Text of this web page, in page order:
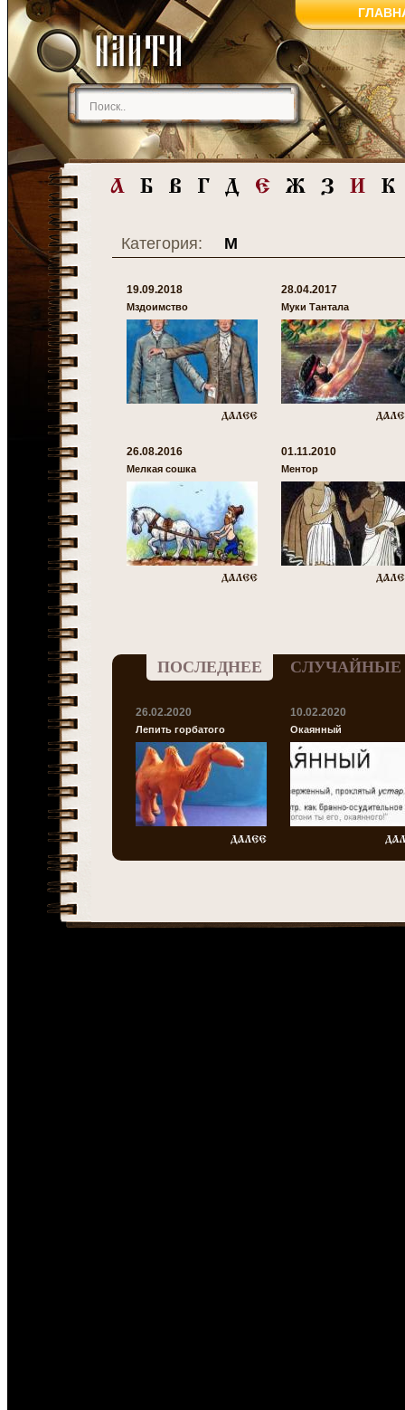
Категория: М
19.09.2018
Мздоимство
28.04.2017
Муки Тантала
26.08.2016
Мелкая сошка
01.11.2010
Ментор
ПОСЛЕДНЕЕ СЛУЧАЙНЫЕ
26.02.2020
Лепить горбатого
10.02.2020
Окаянный